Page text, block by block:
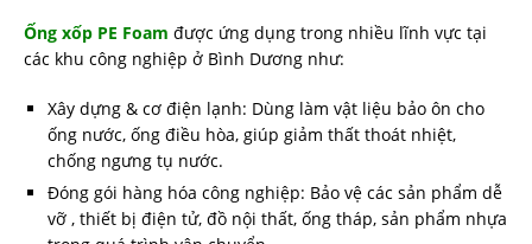
Ống xốp PE Foam được ứng dụng trong nhiều lĩnh vực tại
các khu công nghiệp ở Bình Dương như:
Xây dựng & cơ điện lạnh: Dùng làm vật liệu bảo ôn cho
ống nước, ống điều hòa, giúp giảm thất thoát nhiệt,
chống ngưng tụ nước.
Đóng gói hàng hóa công nghiệp: Bảo vệ các sản phẩm dễ
vỡ , thiết bị điện tử, đồ nội thất, ống tháp, sản phẩm nhựa